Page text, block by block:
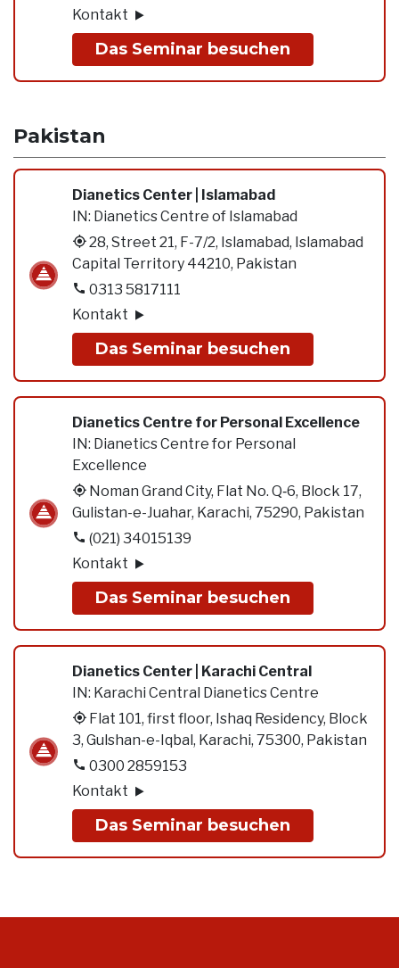
Kontakt
Das Seminar besuchen
Pakistan
Dianetics Center | Islamabad
IN: Dianetics Centre of Islamabad
28, Street 21, F-7/2, Islamabad, Islamabad
Capital Territory 44210, Pakistan
0313 5817111
Kontakt
Das Seminar besuchen
Dianetics Centre for Personal Excellence
IN: Dianetics Centre for Personal
Excellence
Noman Grand City, Flat No. Q‑6, Block 17,
Gulistan-e-Juahar, Karachi, 75290, Pakistan
(021) 34015139
Kontakt
Das Seminar besuchen
Dianetics Center | Karachi Central
IN: Karachi Central Dianetics Centre
Flat 101, first floor, Ishaq Residency, Block
3, Gulshan-e-Iqbal, Karachi, 75300, Pakistan
0300 2859153
Kontakt
Das Seminar besuchen